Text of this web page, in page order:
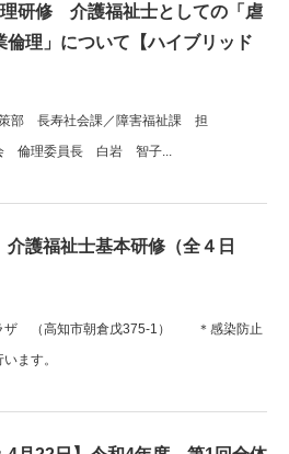
研修 介護福祉士としての「虐
倫理」について【ハイブリッド
策部 長寿社会課／障害福祉課 担
理委員長 白岩 智子...
護福祉士基本研修（全４日
ザ （高知市朝倉戊375-1） ＊感染防止
ます。